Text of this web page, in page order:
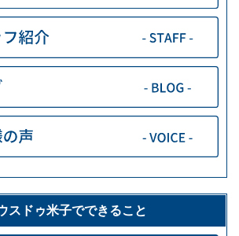
スドゥ米子でできること